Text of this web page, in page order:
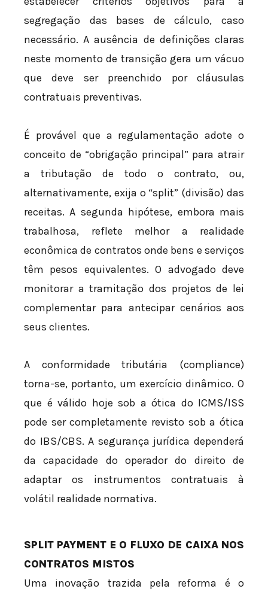
segregação das bases de cálculo, caso
necessário. A ausência de definições claras
neste momento de transição gera um vácuo
que deve ser preenchido por cláusulas
contratuais preventivas.
É provável que a regulamentação adote o
conceito de “obrigação principal” para atrair
a tributação de todo o contrato, ou,
alternativamente, exija o “split” (divisão) das
receitas. A segunda hipótese, embora mais
trabalhosa, reflete melhor a realidade
econômica de contratos onde bens e serviços
têm pesos equivalentes. O advogado deve
monitorar a tramitação dos projetos de lei
complementar para antecipar cenários aos
seus clientes.
A conformidade tributária (compliance)
torna-se, portanto, um exercício dinâmico. O
que é válido hoje sob a ótica do ICMS/ISS
pode ser completamente revisto sob a ótica
do IBS/CBS. A segurança jurídica dependerá
da capacidade do operador do direito de
adaptar os instrumentos contratuais à
volátil realidade normativa.
SPLIT PAYMENT E O FLUXO DE CAIXA NOS
CONTRATOS MISTOS
Uma inovação trazida pela reforma é o